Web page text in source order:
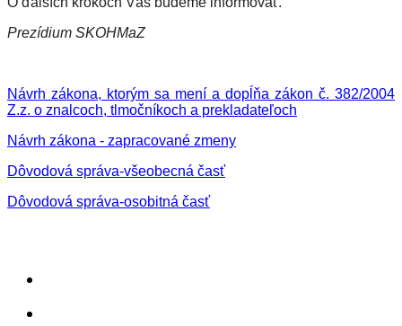
Prezídium SKOHMaZ
Návrh zákona, ktorým sa mení a dopĺňa zákon č. 382/2004
Z.z. o znalcoch, tlmočníkoch a prekladateľoch
Návrh zákona - zapracované zmeny
Dôvodová správa-všeobecná časť
Dôvodová správa-osobitná časť